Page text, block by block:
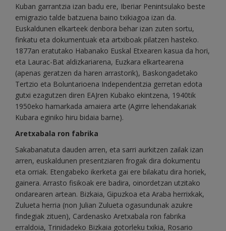
Kuban garrantzia izan badu ere, Iberiar Penintsulako beste
emigrazio talde batzuena baino txikiagoa izan da.
Euskaldunen elkarteek denbora behar izan zuten sortu,
finkatu eta dokumentuak eta artxiboak pilatzen hasteko.
1877an eratutako Habanako Euskal Etxearen kasua da hori,
eta Laurac-Bat aldizkariarena, Euzkara elkartearena
(apenas geratzen da haren arrastorik), Baskongadetako
Tertzio eta Boluntarioena Independentzia gerretan edota
gutxi ezagutzen diren EAJren Kubako ekintzena, 1940tik
1950eko hamarkada amaiera arte (Agirre lehendakariak
Kubara eginiko hiru bidaia barne).
Aretxabala ron fabrika
Sakabanatuta dauden arren, eta sarri aurkitzen zailak izan
arren, euskaldunen presentziaren frogak dira dokumentu
eta orriak. Etengabeko ikerketa gai ere bilakatu dira horiek,
gainera. Arrasto fisikoak ere badira, oinordetzan utzitako
ondarearen artean. Bizkaia, Gipuzkoa eta Araba herrixkak,
Zulueta herria (non Julian Zulueta ogasundunak azukre
findegiak zituen), Cardenasko Aretxabala ron fabrika
erraldoia, Trinidadeko Bizkaia gotorleku txikia, Rosario